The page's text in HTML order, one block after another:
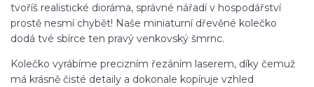
tvoříš realistické dioráma, správné nářadí v hospodářství
prostě nesmí chybět! Naše miniaturní dřevěné kolečko
dodá tvé sbírce ten pravý venkovský šmrnc.
Kolečko vyrábíme precizním řezáním laserem, díky čemuž
má krásně čisté detaily a dokonale kopíruje vzhled